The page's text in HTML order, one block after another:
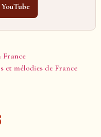
France
et mélodies de France